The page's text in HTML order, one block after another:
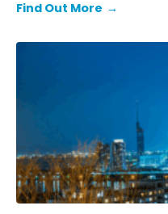
Find Out More →